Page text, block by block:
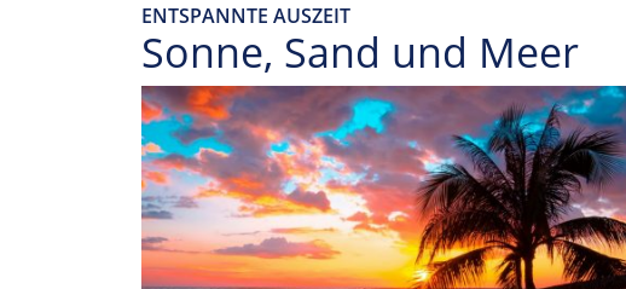
ENTSPANNTE AUSZEIT
Sonne, Sand und Meer